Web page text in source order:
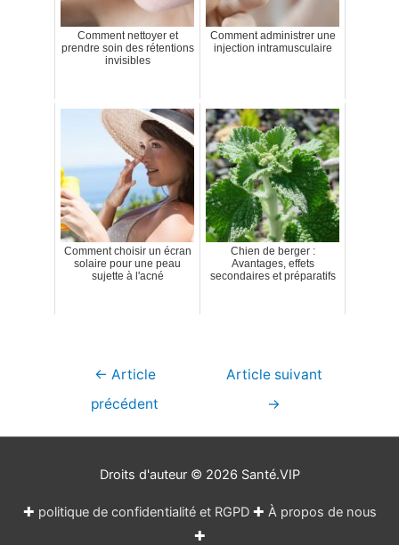
Comment nettoyer et
prendre soin des rétentions
invisibles
Comment administrer une
injection intramusculaire
Comment choisir un écran
solaire pour une peau
sujette à l'acné
Chien de berger :
Avantages, effets
secondaires et préparatifs
Navigation
← Article
précédent
Article suivant
→
Droits d'auteur © 2026 Santé.VIP
✚ politique de confidentialité et RGPD✚ À propos de nous
✚